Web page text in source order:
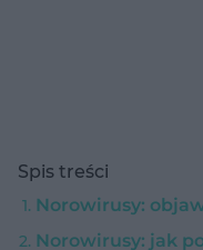
Spis treści
Norowirusy:
Norowirusy: jak